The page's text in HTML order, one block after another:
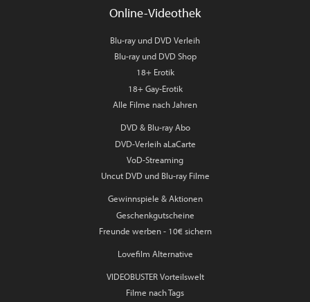
Online-Videothek
Blu-ray und DVD Verleih
Blu-ray und DVD Shop
18+ Erotik
18+ Gay-Erotik
Alle Filme nach Jahren
DVD & Blu-ray Abo
DVD-Verleih aLaCarte
VoD-Streaming
Uncut DVD und Blu-ray Filme
Gewinnspiele & Aktionen
Geschenkgutscheine
Freunde werben - 10€ sichern
Lovefilm Alternative
VIDEOBUSTER Vorteilswelt
Filme nach Tags